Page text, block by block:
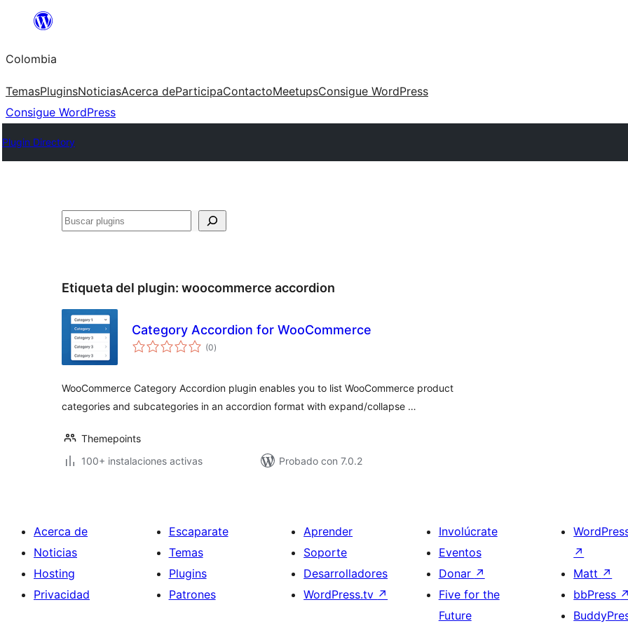
Saltar
contenido
Colombia
TemasPluginsNoticiasAcerca deParticipaContactoMeetupsConsigue WordPress
Consigue WordPress
Plugin Directory
Buscar
Etiqueta del plugin: woocommerce accordion
Category Accordion for WooCommerce
(0total
de
)
WooCommerce Category Accordion plugin enables you to list WooCommerce product
categories and subcategories in an accordion format with expand/collapse …
Themepoints
100+ instalaciones activas
Probado con 7.0.2
Acerca de
Noticias
Hosting
Privacidad
Escaparate
Temas
Plugins
Patrones
Aprender
Soporte
Desarrolladores
WordPress.tv ↗
Involúcrate
Eventos
Donar ↗
Five for the
Future
↗
Matt ↗
bbPress ↗